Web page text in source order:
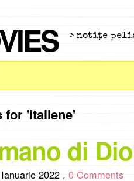
> notiţe
for 'italiene'
di
2022 , 0 Comments